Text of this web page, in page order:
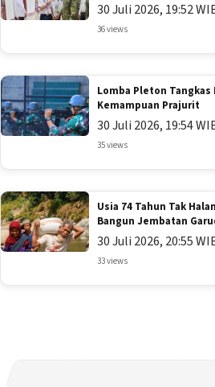
30 Juli 2026, 19:52
36 views
Lomba Pleton Tangkas
Kemampuan Prajurit
30 Juli 2026, 19:54
35 views
Usia 74 Tahun Tak
Bangun Jembatan
30 Juli 2026, 20:55
33 views